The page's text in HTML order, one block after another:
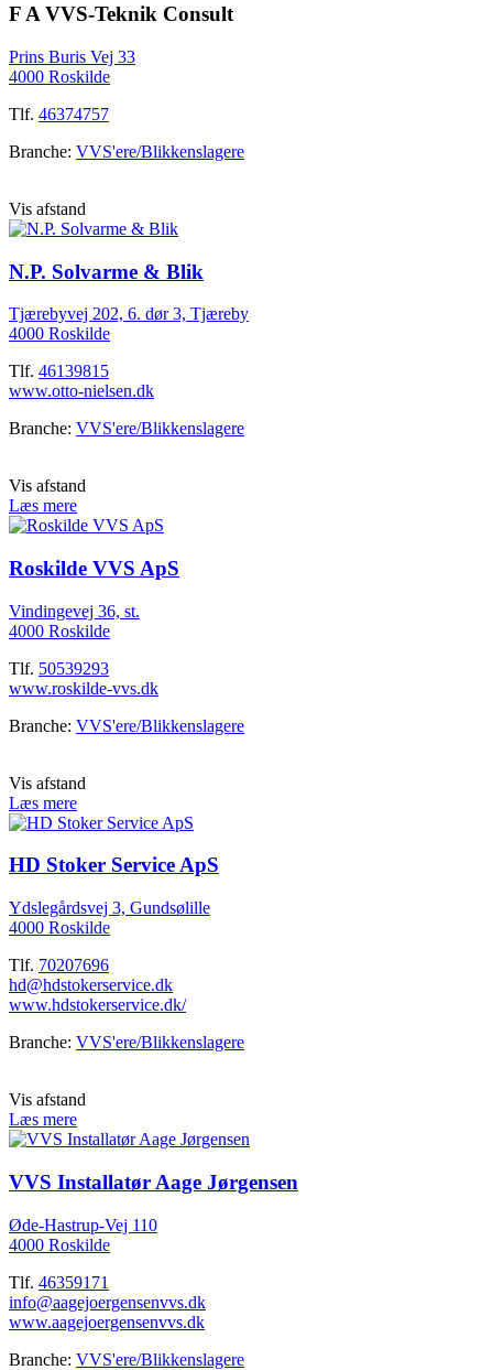
F A VVS-Teknik Consult
Prins Buris Vej 33
4000 Roskilde
Tlf. 46374757
Branche: VVS'ere/Blikkenslagere
Vis afstand
N.P. Solvarme & Blik
Tjærebyvej 202, 6. dør 3, Tjæreby
4000 Roskilde
Tlf. 46139815
www.otto-nielsen.dk
Branche: VVS'ere/Blikkenslagere
Vis afstand
Læs mere
Roskilde VVS ApS
Vindingevej 36, st.
4000 Roskilde
Tlf. 50539293
www.roskilde-vvs.dk
Branche: VVS'ere/Blikkenslagere
Vis afstand
Læs mere
HD Stoker Service ApS
Ydslegårdsvej 3, Gundsølille
4000 Roskilde
Tlf. 70207696
hd@hdstokerservice.dk
www.hdstokerservice.dk/
Branche: VVS'ere/Blikkenslagere
Vis afstand
Læs mere
VVS Installatør Aage Jørgensen
Øde-Hastrup-Vej 110
4000 Roskilde
Tlf. 46359171
info@aagejoergensenvvs.dk
www.aagejoergensenvvs.dk
Branche: VVS'ere/Blikkenslagere